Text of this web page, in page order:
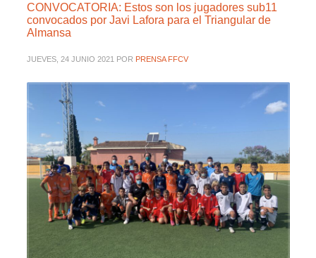
CONVOCATORIA: Estos son los jugadores sub11
convocados por Javi Lafora para el Triangular de
Almansa
JUEVES, 24 JUNIO 2021 POR PRENSA FFCV